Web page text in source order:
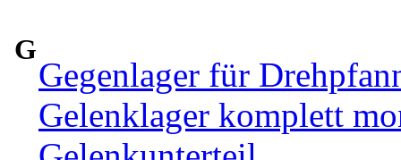
G
Gegenlager für
Gelenklager komplett